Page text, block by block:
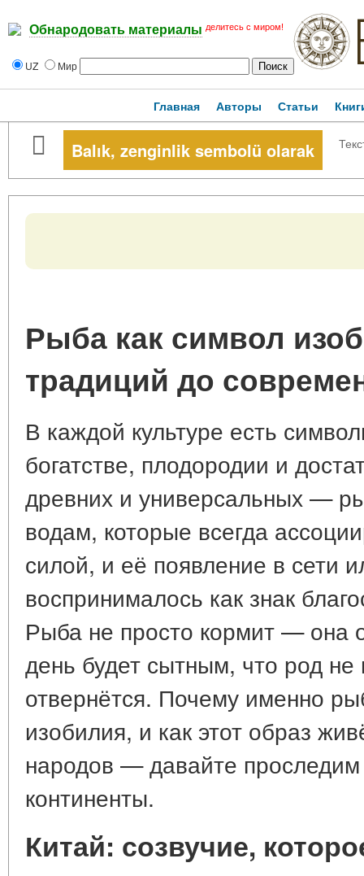
Обнародовать материалы делитесь с миром!
UZ Мир
Главная Авторы Статьи
Balık, zenginlik sembolü olarak
Рыба как символ
традиций до
В каждой культуре есть
богатстве, плодородии и
древних и универсальных —
водам, которые всегда
силой, и её появление в сети
воспринималось как знак
Рыба не просто кормит — она
день будет сытным, что род не
отвернётся. Почему именно
изобилия, и как этот образ
народов — давайте проследим
континенты.
Китай: созвучие,